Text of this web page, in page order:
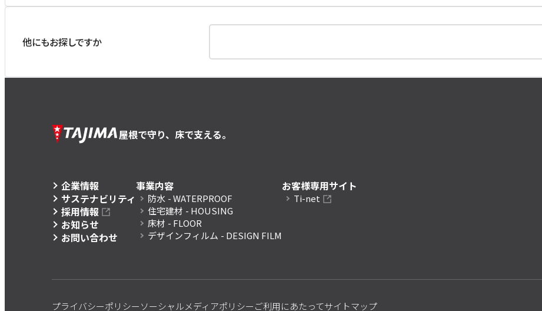
他にもお探しですか
屋根で守り、床で支える。
企業情報
サステナビリティ
採用情報
お知らせ
お問い合わせ
事業内容
防水 - WATERPROOF
住宅建材 - HOUSING
床材 - FLOOR
デザインフィルム - DESIGN FILM
お客様専用サイト
Ti-net
プライバシーポリシーソーシャルメディアポリシーご利用にあたってサイトマップ